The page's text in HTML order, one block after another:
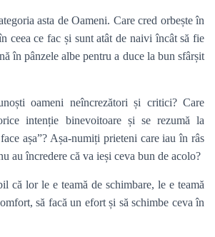
asta de Oameni. Care cred orbește în
ceea ce fac și sunt atât de naivi încât să fie
în pânzele albe pentru a duce la bun sfârșit
oameni neîncrezători și critici? Care
intenție binevoitoare și se rezumă la
așa”? Așa-numiți prieteni care iau în râs
au încredere că va ieși ceva bun de acolo?
că lor le e teamă de schimbare, le e teamă
să facă un efort și să schimbe ceva în